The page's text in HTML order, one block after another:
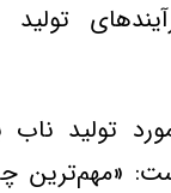
توليد
است: